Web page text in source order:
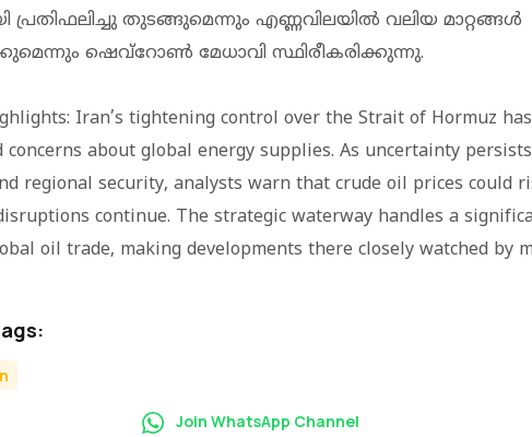
പ്രതിഫലിച്ചു തുടങ്ങുമെന്നും എണ്ണവിലയിൽ വലിയ മാറ്റങ്ങൾ
ഷെവ്റോൺ മേധാവി സ്ഥിരീകരിക്കുന്നു.
Iran’s tightening control over the Strait of Hormuz has
concerns about global energy supplies. As uncertainty
regional security, analysts warn that crude oil prices could
continue. The strategic waterway handles a
oil trade, making developments there closely watched by
Join WhatsApp Channel